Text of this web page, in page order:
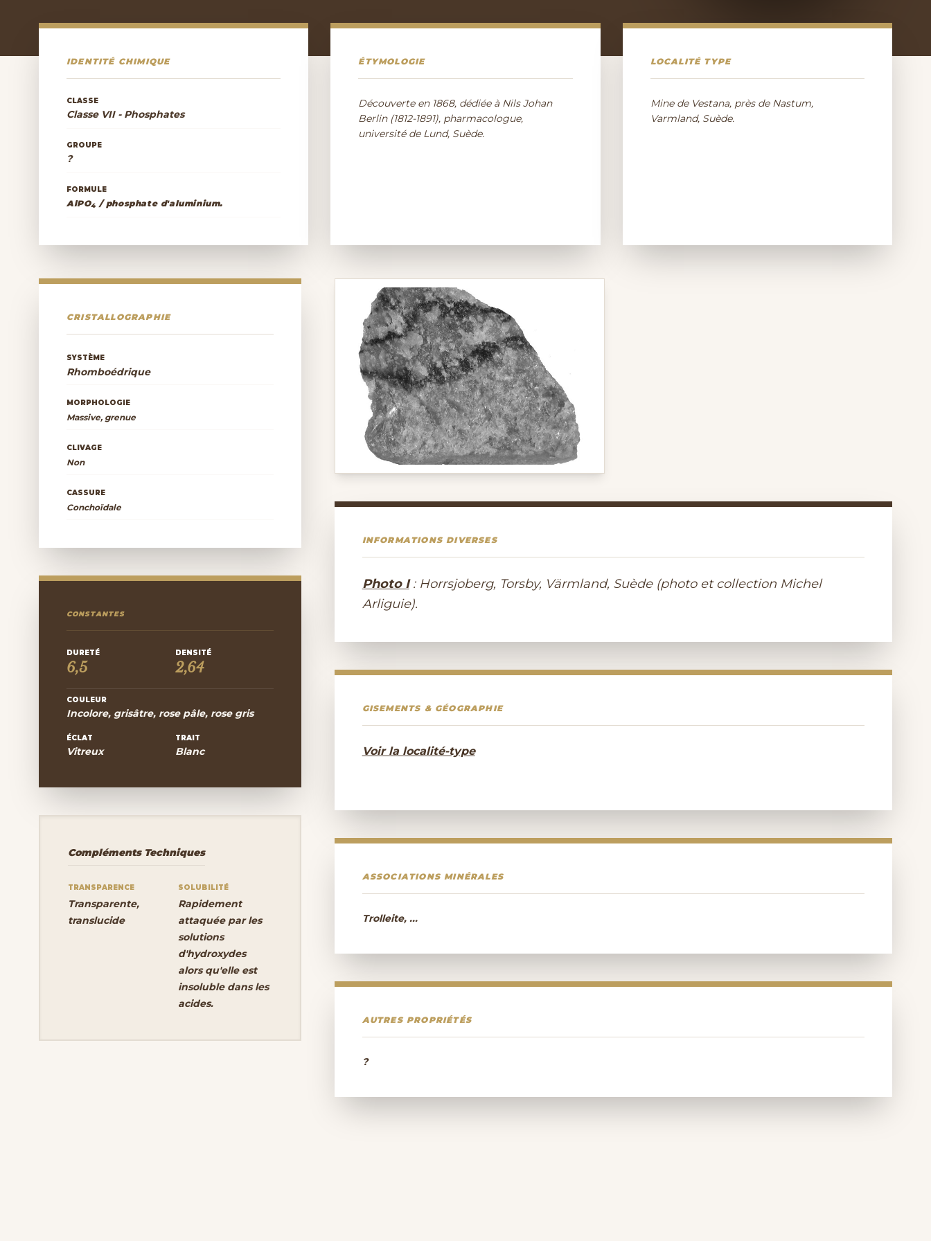
IDENTITÉ CHIMIQUE
CLASSE
Classe VII - Phosphates
GROUPE
?
FORMULE
AlPO4 / phosphate d'aluminium.
ÉTYMOLOGIE
Découverte en 1868, dédiée à Nils Johan
Berlin (1812-1891), pharmacologue,
université de Lund, Suède.
LOCALITÉ TYPE
Mine de Vestana, près de Nastum,
Varmland, Suède.
CRISTALLOGRAPHIE
SYSTÈME
Rhomboédrique
MORPHOLOGIE
Massive, grenue
CLIVAGE
Non
CASSURE
Conchoïdale
CONSTANTES
DURETÉ
6,5
DENSITÉ
2,64
COULEUR
Incolore, grisâtre, rose pâle, rose gris
ÉCLAT
Vitreux
TRAIT
Blanc
Compléments Techniques
TRANSPARENCE
Transparente,
translucide
SOLUBILITÉ
Rapidement
attaquée par les
solutions
d'hydroxydes
alors qu'elle est
insoluble dans les
acides.
INFORMATIONS DIVERSES
Photo I: Horrsjoberg, Torsby, Värmland, Suède (photo et collection Michel
Arliguie).
GISEMENTS & GÉOGRAPHIE
Voir la localité-type
ASSOCIATIONS MINÉRALES
Trolleite, ...
AUTRES PROPRIÉTÉS
?